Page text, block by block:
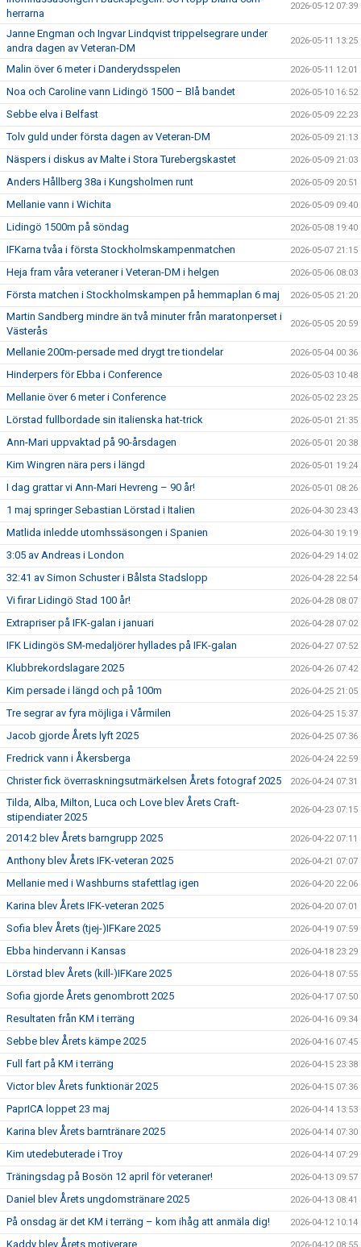
herrarna
2026-05-12 07:39
Janne Engman och Ingvar Lindqvist trippelsegrare under
andra dagen av Veteran-DM
2026-05-11 13:25
Malin över 6 meter i Danderydsspelen 2026-05-11 12:01
Noa och Caroline vann Lidingö 1500 – Blå bandet 2026-05-10 16:52
Sebbe elva i Belfast 2026-05-09 22:23
Tolv guld under första dagen av Veteran-DM 2026-05-09 21:13
Näspers i diskus av Malte i Stora Turebergskastet 2026-05-09 21:03
Anders Hållberg 38a i Kungsholmen runt 2026-05-09 20:51
Mellanie vann i Wichita 2026-05-09 09:40
Lidingö 1500m på söndag 2026-05-08 19:40
IFKarna tvåa i första Stockholmskampenmatchen 2026-05-07 21:15
Heja fram våra veteraner i Veteran-DM i helgen 2026-05-06 08:03
Första matchen i Stockholmskampen på hemmaplan 6 maj 2026-05-05 21:20
Martin Sandberg mindre än två minuter från maratonperset i
Västerås
2026-05-05 20:59
Mellanie 200m-persade med drygt tre tiondelar 2026-05-04 00:36
Hinderpers för Ebba i Conference 2026-05-03 10:48
Mellanie över 6 meter i Conference 2026-05-02 23:25
Lörstad fullbordade sin italienska hat-trick 2026-05-01 21:35
Ann-Mari uppvaktad på 90-årsdagen 2026-05-01 20:38
Kim Wingren nära pers i längd 2026-05-01 19:24
I dag grattar vi Ann-Mari Hevreng – 90 år! 2026-05-01 08:26
1 maj springer Sebastian Lörstad i Italien 2026-04-30 23:43
Matlida inledde utomhssäsongen i Spanien 2026-04-30 19:19
3:05 av Andreas i London 2026-04-29 14:02
32:41 av Simon Schuster i Bålsta Stadslopp 2026-04-28 22:54
Vi firar Lidingö Stad 100 år! 2026-04-28 08:07
Extrapriser på IFK-galan i januari 2026-04-28 07:02
IFK Lidingös SM-medaljörer hyllades på IFK-galan 2026-04-27 07:52
Klubbrekordslagare 2025 2026-04-26 07:42
Kim persade i längd och på 100m 2026-04-25 21:05
Tre segrar av fyra möjliga i Vårmilen 2026-04-25 15:37
Jacob gjorde Årets lyft 2025 2026-04-25 07:36
Fredrick vann i Åkersberga 2026-04-24 22:59
Christer fick överraskningsutmärkelsen Årets fotograf 2025 2026-04-24 07:31
Tilda, Alba, Milton, Luca och Love blev Årets Craft-
stipendiater 2025
2026-04-23 07:15
2014:2 blev Årets barngrupp 2025 2026-04-22 07:11
Anthony blev Årets IFK-veteran 2025 2026-04-21 07:07
Mellanie med i Washburns stafettlag igen 2026-04-20 22:06
Karina blev Årets IFK-veteran 2025 2026-04-20 07:01
Sofia blev Årets (tjej-)IFKare 2025 2026-04-19 07:59
Ebba hindervann i Kansas 2026-04-18 23:29
Lörstad blev Årets (kill-)IFKare 2025 2026-04-18 07:55
Sofia gjorde Årets genombrott 2025 2026-04-17 07:50
Resultaten från KM i terräng 2026-04-16 09:34
Sebbe blev Årets kämpe 2025 2026-04-16 07:45
Full fart på KM i terräng 2026-04-15 23:38
Victor blev Årets funktionär 2025 2026-04-15 07:36
PaprICA loppet 23 maj 2026-04-14 13:53
Karina blev Årets barntränare 2025 2026-04-14 07:30
Kim utedebuterade i Troy 2026-04-14 07:29
Träningsdag på Bosön 12 april för veteraner! 2026-04-13 09:57
Daniel blev Årets ungdomstränare 2025 2026-04-13 08:41
På onsdag är det KM i terräng – kom ihåg att anmäla dig! 2026-04-12 10:14
Kaddy blev Årets motiverare